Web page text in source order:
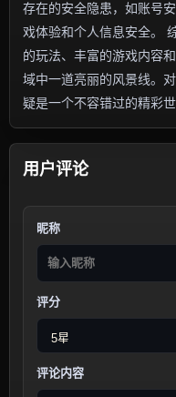
存在的安全隐患，如账号
戏体验和个人信息安全。
的玩法、丰富的游戏内容
域中一道亮丽的风景线。
疑是一个不容错过的精彩世
用户评论
昵称
评分
评论内容